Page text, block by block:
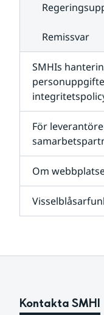
Remissvar
SMHIs
För
Om
Kontakta SMHI